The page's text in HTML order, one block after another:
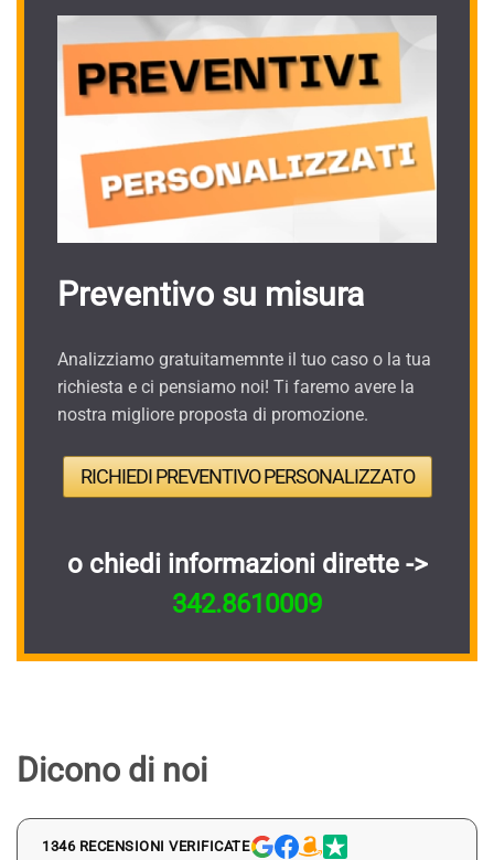
Preventivo su misura
Analizziamo gratuitamemnte il tuo caso o la tua
richiesta e ci pensiamo noi! Ti faremo avere la
nostra migliore proposta di promozione.
RICHIEDI PREVENTIVO PERSONALIZZATO
o chiedi informazioni dirette ->
342.8610009
Dicono di noi
1346 RECENSIONI VERIFICATE